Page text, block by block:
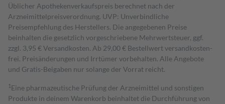
Üblicher Apothekenverkaufspreis berechnet nach der
Arzneimittelpreisverordnung. UVP: Unverbindliche
Preisempfehlung des Herstellers. Die angegebenen Preise
beinhalten die gesetzlich vorgeschriebene Mehrwertsteuer, ggf.
zzgl. 3,95 € Versandkosten. Ab 29,00 € Bestell­wert versand­kosten­
frei. Preisänderungen und Irrtümer vorbehalten. Alle Angebote
und Gratis-Beigaben nur solange der Vorrat reicht.
1 Eine pharmazeutische Prüfung der Arzneimittel und sonstigen
Produkte in deinem Warenkorb beinhaltet die Durchführung von